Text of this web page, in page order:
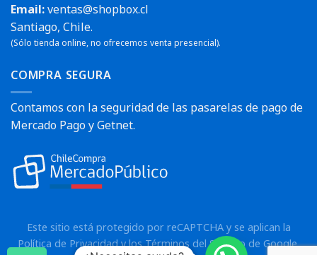
Email:ventas@shopbox.cl
Santiago, Chile.
(Sólo tienda online, no ofrecemos venta presencial).
COMPRA SEGURA
Contamos con la seguridad de las pasarelas de pago de
Mercado Pago y Getnet.
Este sitio está protegido por reCAPTCHA y se aplican la
Política de Privacidady losTérminos del Servicio de Google.